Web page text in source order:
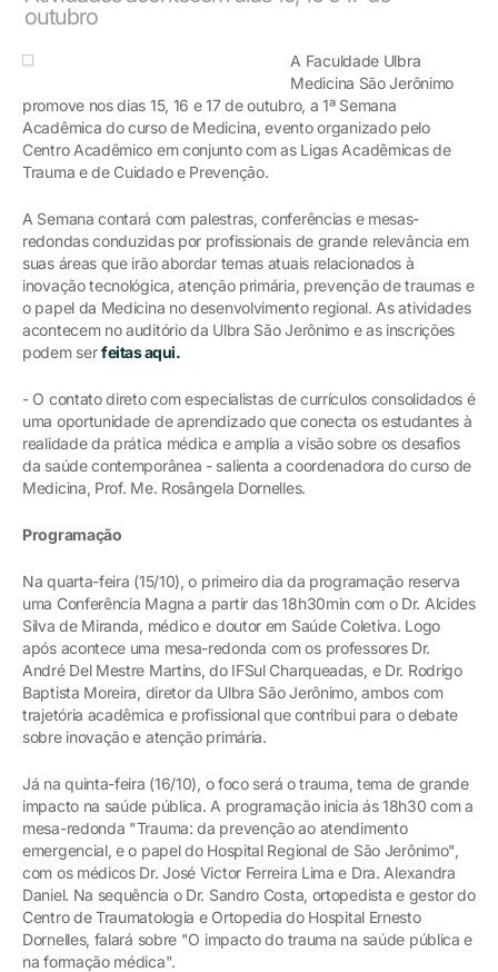
outubro
A Faculdade Ulbra
Medicina São Jerônimo
promove nos dias 15, 16 e 17 de outubro, a 1ª Semana
Acadêmica do curso de Medicina, evento organizado pelo
Centro Acadêmico em conjunto com as Ligas Acadêmicas de
Trauma e de Cuidado e Prevenção.
A Semana contará com palestras, conferências e mesas-
redondas conduzidas por profissionais de grande relevância em
suas áreas que irão abordar temas atuais relacionados à
inovação tecnológica, atenção primária, prevenção de traumas e
o papel da Medicina no desenvolvimento regional. As atividades
acontecem no auditório da Ulbra São Jerônimo e as inscrições
podem serfeitas aqui.
- O contato direto com especialistas de currículos consolidados é
uma oportunidade de aprendizado que conecta os estudantes à
realidade da prática médica e amplia a visão sobre os desafios
da saúde contemporânea - salienta a coordenadora do curso de
Medicina, Prof. Me. Rosângela Dornelles.
Programação
Na quarta-feira (15/10), o primeiro dia da programação reserva
uma Conferência Magna a partir das 18h30min com o Dr. Alcides
Silva de Miranda, médico e doutor em Saúde Coletiva. Logo
após acontece uma mesa-redonda com os professores Dr.
André Del Mestre Martins, do IFSul Charqueadas, e Dr. Rodrigo
Baptista Moreira, diretor da Ulbra São Jerônimo, ambos com
trajetória acadêmica e profissional que contribui para o debate
sobre inovação e atenção primária.
Já na quinta-feira (16/10), o foco será o trauma, tema de grande
impacto na saúde pública. A programação inicia ás 18h30 com a
mesa-redonda "Trauma: da prevenção ao atendimento
emergencial, e o papel do Hospital Regional de São Jerônimo",
com os médicos Dr. José Victor Ferreira Lima e Dra. Alexandra
Daniel. Na sequência o Dr. Sandro Costa, ortopedista e gestor do
Centro de Traumatologia e Ortopedia do Hospital Ernesto
Dornelles, falará sobre "O impacto do trauma na saúde pública e
na formação médica".